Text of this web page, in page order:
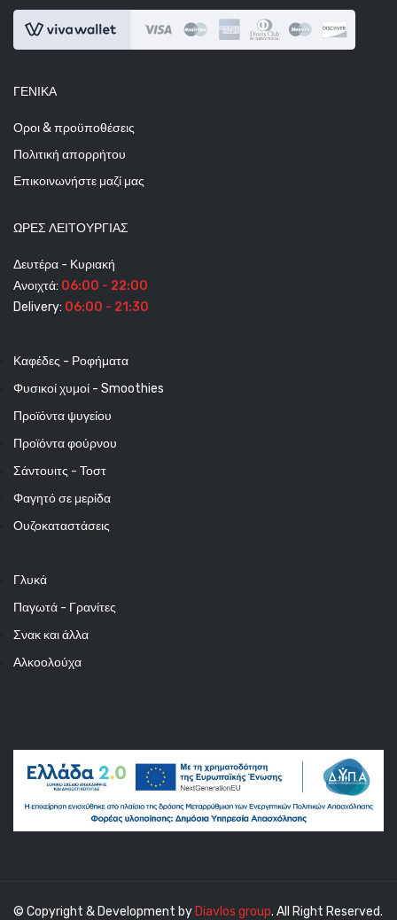
ΓΕΝΙΚΆ
Οροι & προϋποθέσεις
Πολιτική απορρήτου
Επικοινωνήστε μαζί μας
ΩΡΕΣ ΛΕΙΤΟΥΡΓΊΑΣ
Δευτέρα - Κυριακή
Ανοιχτά: 06:00 - 22:00
Delivery: 06:00 - 21:30
Καφέδες - Ροφήματα
Φυσικοί χυμοί - Smoothies
Προϊόντα ψυγείου
Προϊόντα φούρνου
Σάντουιτς - Τοστ
Φαγητό σε μερίδα
Ουζοκαταστάσεις
Γλυκά
Παγωτά - Γρανίτες
Σνακ και άλλα
Αλκοολούχα
© Copyright & Development by Diavlos group. All Right Reserved.